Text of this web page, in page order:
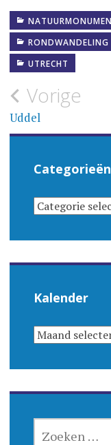
RONDWANDELING
UTRECHT
Bericht
navigatie
Vorige
Uddel
Categorieën
CATEGORIEËN
Kalender
KALENDER
NAAR: